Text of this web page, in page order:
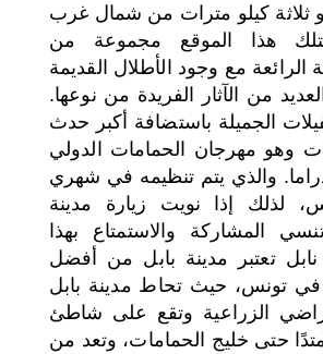
ثلاثة كيلو مترات من شمال غرب
هذا الموقع مجموعة من
الرائعة مع وجود الأطلال القديمة
من الآثار الفريدة من نوعها.
الجميلة باستضافة أكبر حدث
وهو مهرجان الحمامات الدولي
والذي يتم تنظيمه في شهري
لذلك إذا نويت زيارة مدينة
المشاركة والاستمتاع بهذا
نابل تعتبر مدينة بابل من أفضل
في تونس، حيث تحاط مدينة بابل
الزراعية وتقع على شاطئ
حتى خليج الحمامات، وتعد من